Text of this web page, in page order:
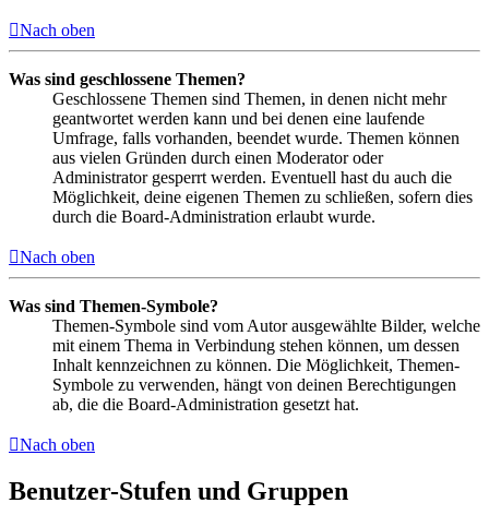
Nach oben
Was sind geschlossene Themen?
Geschlossene Themen sind Themen, in denen nicht mehr
geantwortet werden kann und bei denen eine laufende
Umfrage, falls vorhanden, beendet wurde. Themen können
aus vielen Gründen durch einen Moderator oder
Administrator gesperrt werden. Eventuell hast du auch die
Möglichkeit, deine eigenen Themen zu schließen, sofern dies
durch die Board-Administration erlaubt wurde.
Nach oben
Was sind Themen-Symbole?
Themen-Symbole sind vom Autor ausgewählte Bilder, welche
mit einem Thema in Verbindung stehen können, um dessen
Inhalt kennzeichnen zu können. Die Möglichkeit, Themen-
Symbole zu verwenden, hängt von deinen Berechtigungen
ab, die die Board-Administration gesetzt hat.
Nach oben
Benutzer-Stufen und Gruppen